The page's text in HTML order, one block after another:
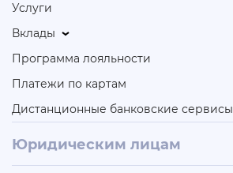
Услуги
Вклады
Программа лояльности
Платежи по картам
Дистанционные банковские сервисы
Юридическим лицам